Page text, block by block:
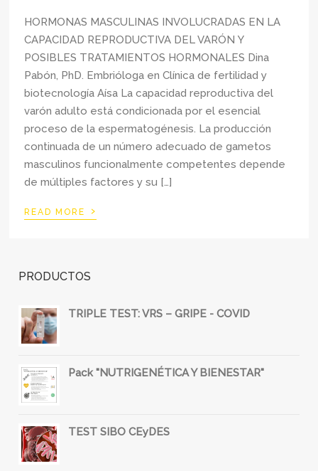
HORMONAS MASCULINAS INVOLUCRADAS EN LA
CAPACIDAD REPRODUCTIVA DEL VARÓN Y
POSIBLES TRATAMIENTOS HORMONALES Dina
Pabón, PhD. Embrióloga en Clínica de fertilidad y
biotecnología Aísa La capacidad reproductiva del
varón adulto está condicionada por el esencial
proceso de la espermatogénesis. La producción
continuada de un número adecuado de gametos
masculinos funcionalmente competentes depende
de múltiples factores y su […]
READ MORE ›
PRODUCTOS
TRIPLE TEST: VRS – GRIPE - COVID
Pack "NUTRIGENÉTICA Y BIENESTAR"
TEST SIBO CEyDES